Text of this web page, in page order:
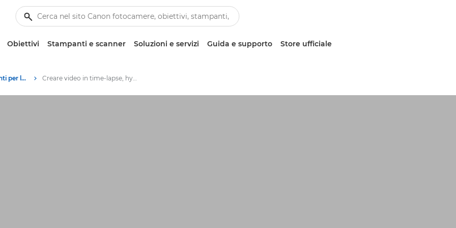
Obiettivi Stampanti e scanner Soluzioni e servizi Guida e supporto Store ufficiale
Tecniche e suggerimenti per la fotografia e la stampa Creare video in time-lapse, hyper-lapse e slow motion